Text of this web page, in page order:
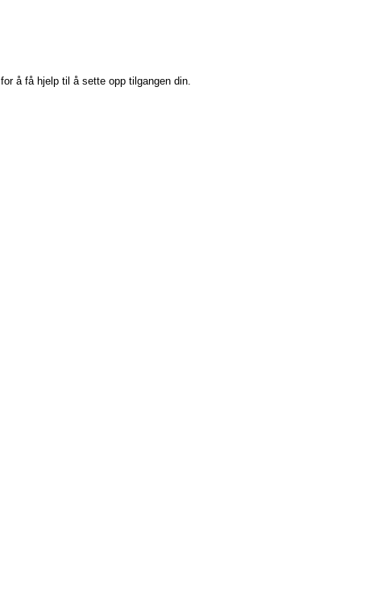
for å få hjelp til å sette opp tilgangen din.